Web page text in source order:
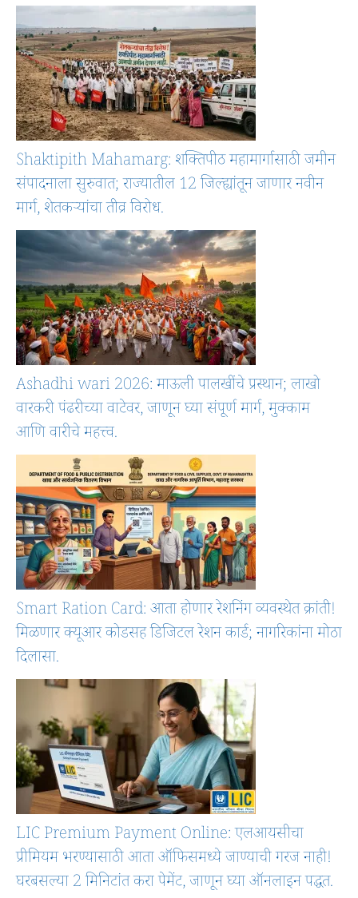
Shaktipith Mahamarg: शक्तिपीठ महामार्गासाठी जमीन
संपादनाला सुरुवात; राज्यातील 12 जिल्ह्यांतून जाणार नवीन
मार्ग, शेतकऱ्यांचा तीव्र विरोध.
Ashadhi wari 2026: माऊली पालखींचे प्रस्थान; लाखो
वारकरी पंढरीच्या वाटेवर, जाणून घ्या संपूर्ण मार्ग, मुक्काम
आणि वारीचे महत्त्व.
Smart Ration Card: आता होणार रेशनिंग व्यवस्थेत क्रांती!
मिळणार क्यूआर कोडसह डिजिटल रेशन कार्ड; नागरिकांना मोठा
दिलासा.
LIC Premium Payment Online: एलआयसीचा
प्रीमियम भरण्यासाठी आता ऑफिसमध्ये जाण्याची गरज नाही!
घरबसल्या 2 मिनिटांत करा पेमेंट, जाणून घ्या ऑनलाइन पद्धत.